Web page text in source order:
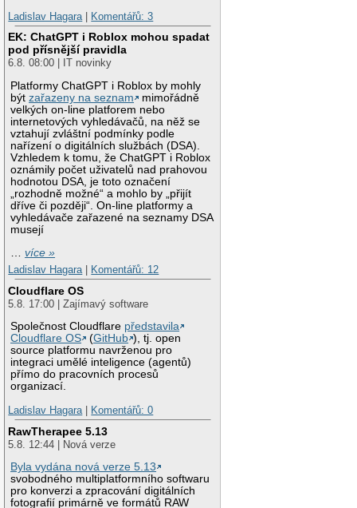
Ladislav Hagara | Komentářů: 3
EK: ChatGPT i Roblox mohou spadat
pod přísnější pravidla
6.8. 08:00 | IT novinky
Platformy ChatGPT i Roblox by mohly
býtzařazeny na seznam
mimořádně
velkých on-line platforem nebo
internetových vyhledávačů, na něž se
vztahují zvláštní podmínky podle
nařízení o digitálních službách (DSA).
Vzhledem k tomu, že ChatGPT i Roblox
oznámily počet uživatelů nad prahovou
hodnotou DSA, je toto označení
„rozhodně možné“ a mohlo by „přijít
dříve či později“. On-line platformy a
vyhledávače zařazené na seznamy DSA
musejí
…více »
Ladislav Hagara| Komentářů: 12
Cloudflare OS
5.8. 17:00 | Zajímavý software
Společnost Cloudflare představila
Cloudflare OS
(GitHub ), tj. open
source platformu navrženou pro
integraci umělé inteligence (agentů)
přímo do pracovních procesů
organizací.
Ladislav Hagara| Komentářů: 0
RawTherapee 5.13
5.8. 12:44 | Nová verze
Byla vydána nová verze 5.13
svobodného multiplatformního softwaru
pro konverzi a zpracování digitálních
fotografií primárně ve formátů RAW